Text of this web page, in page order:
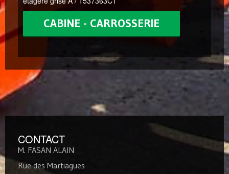
CABINE - CARROSSERIE
CONTACT
M. FASAN ALAIN
Rue des Martiagues